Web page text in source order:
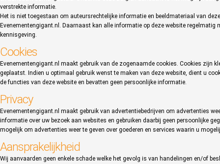
verstrekte informatie.
Het is niet toegestaan om auteursrechtelijke informatie en beeldmateriaal van
Evenementengigant.nl. Daarnaast kan alle informatie op deze website
kennisgeving.
Cookies
Evenementengigant.nl maakt gebruik van de zogenaamde cookies. Cookies zijn
geplaatst. Indien u optimaal gebruik wenst te maken van deze website, dient u
de functies van deze website en bevatten geen persoonlijke informatie.
Privacy
Evenementengigant.nl maakt gebruik van advertentiebedrijven om advertenties
informatie over uw bezoek aan websites en gebruiken daarbij geen persoonlijke
mogelijk om advertenties weer te geven over goederen en services waarin u
Aansprakelijkheid
Wij aanvaarden geen enkele schade welke het gevolg is van handelingen en/of